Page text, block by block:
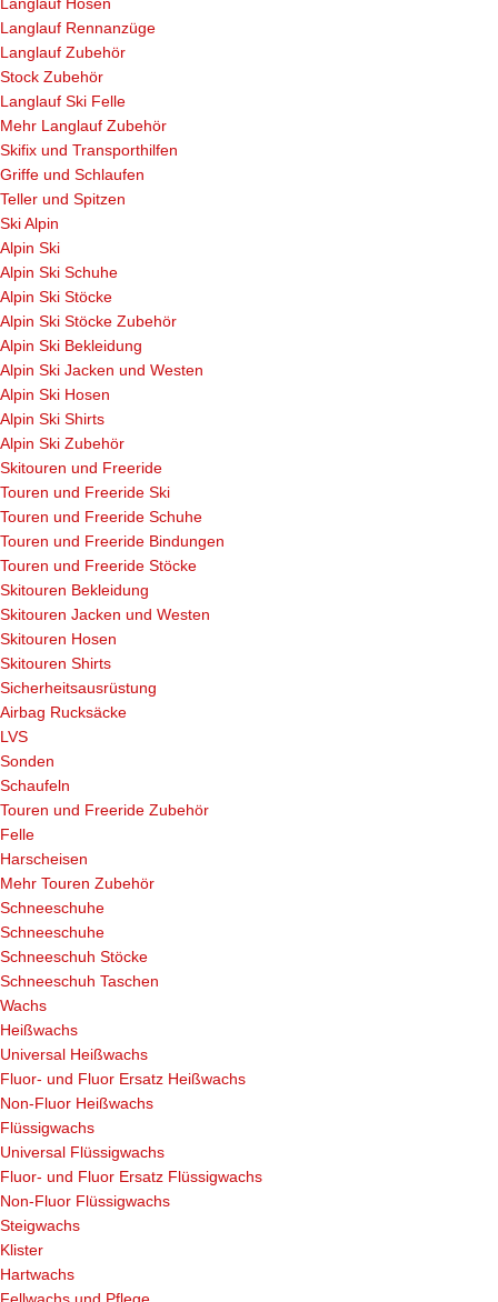
Langlauf Rennanzüge
Langlauf Zubehör
Stock Zubehör
Langlauf Ski Felle
Mehr Langlauf Zubehör
Skifix und Transporthilfen
Griffe und Schlaufen
Teller und Spitzen
Ski Alpin
Alpin Ski
Alpin Ski Schuhe
Alpin Ski Stöcke
Alpin Ski Stöcke Zubehör
Alpin Ski Bekleidung
Alpin Ski Jacken und Westen
Alpin Ski Hosen
Alpin Ski Shirts
Alpin Ski Zubehör
Skitouren und Freeride
Touren und Freeride Ski
Touren und Freeride Schuhe
Touren und Freeride Bindungen
Touren und Freeride Stöcke
Skitouren Bekleidung
Skitouren Jacken und Westen
Skitouren Hosen
Skitouren Shirts
Sicherheitsausrüstung
Airbag Rucksäcke
LVS
Sonden
Schaufeln
Touren und Freeride Zubehör
Felle
Harscheisen
Mehr Touren Zubehör
Schneeschuhe
Schneeschuhe
Schneeschuh Stöcke
Schneeschuh Taschen
Wachs
Heißwachs
Universal Heißwachs
Fluor- und Fluor Ersatz Heißwachs
Non-Fluor Heißwachs
Flüssigwachs
Universal Flüssigwachs
Fluor- und Fluor Ersatz Flüssigwachs
Non-Fluor Flüssigwachs
Steigwachs
Klister
Hartwachs